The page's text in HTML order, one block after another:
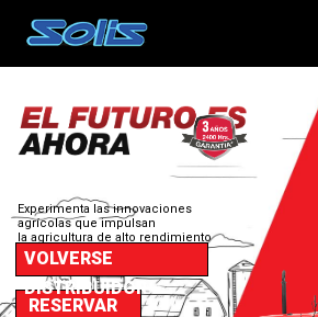
Experimenta las innovaciones
agrícolas que impulsan
la agricultura de alto rendimiento
en todo el mundo.
VOLVERSE
DISTRIBUIDOR
RESERVAR